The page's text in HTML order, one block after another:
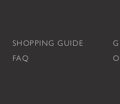
SHOPPING GUIDE
FAQ